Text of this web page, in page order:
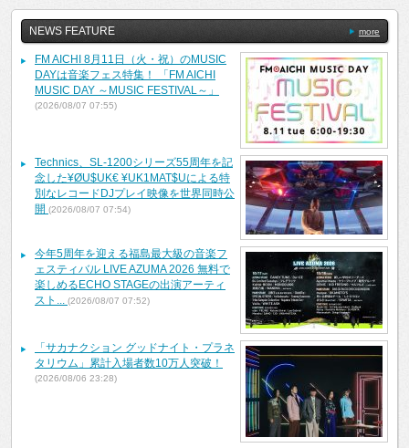
NEWS FEATURE more
FM AICHI 8月11日（火・祝）のMUSIC
DAYは音楽フェス特集！ 「FM AICHI
MUSIC DAY ～MUSIC FESTIVAL～」
(2026/08/07 07:55)
Technics、SL-1200シリーズ55周年を記
念した¥ØU$UK€ ¥UK1MAT$Uによる特
別なレコードDJプレイ映像を世界同時公
開 (2026/08/07 07:54)
今年5周年を迎える福島最大級の音楽フ
ェスティバル LIVE AZUMA 2026 無料で
楽しめるECHO STAGEの出演アーティ
スト...
(2026/08/07 07:52)
「サカナクション グッドナイト・プラネ
タリウム」累計入場者数10万人突破！
(2026/08/06 23:28)